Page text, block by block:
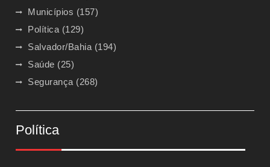
Municípios (157)
Política (129)
Salvador/Bahia (194)
Saúde (25)
Segurança (268)
Política